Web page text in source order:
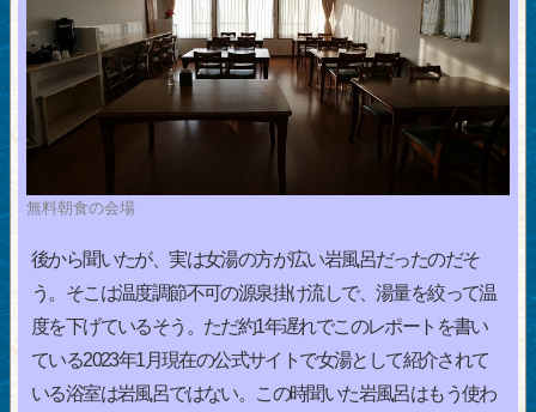
無料朝食の会場
後から聞いたが、実は女湯の方が広い岩風呂だったのだそ
う。そこは温度調節不可の源泉掛け流しで、湯量を絞って温
度を下げているそう。ただ約1年遅れでこのレポートを書い
ている2023年1月現在の公式サイトで女湯として紹介されて
いる浴室は岩風呂ではない。この時聞いた岩風呂はもう使わ